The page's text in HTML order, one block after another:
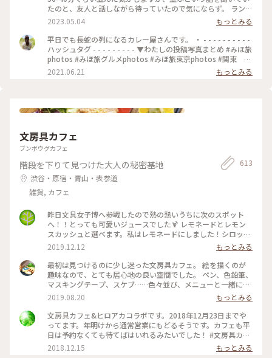
す(o^^o) 私たちは、チーズキーマカレーを マンゴーラッシー
と一緒にいただきました♡ モッツァレラチーズがとろ〜り✨
とても美味しかったです❣️ 他にもナッツキーマカレーや、 コリ
アンダーキーマカレー、 アボカドキーマカレーなどなど💕 次
にうかがうのが楽しみになりました•*¨*•.¸¸♡ ★山手線原宿駅
より徒歩9分 ★副都心線北参道駅より徒歩6分 ★総武線千駄ヶ
谷駅より徒歩10分 ★大江戸線国立競技場駅より徒歩10分
#MOKUBAZA #私のことりっぷ旅 #ランチ #チーズキーマカレ
たのと、友人と話しながら待っていたので気にならず。 ランチ
は14時までらしいですが、その時間までに並んでいたら入れる
みたいです🙆🏻‍♀️ 私は、焼きエッグキーマカレー（Sサイズ
¥1,280）をいただきました🍛 熱々で、少し辛めですが、私の
好みの辛さでした（辛いのが苦手な友人は苦労してました😂）
何より、スパイスの香りが最高でした！！ これは行列ができ
るな、、という感じです。 帰宅しても、まだ香りが残っててま
た食べたくなってます😂💓 #MOKUBAZA #カレー #キーマカレ
2023.05.04
もっとみる
平日でも長蛇の列になるカレー屋さんです。 ・ - - - - - - - - - -
ハッシュタグ - - - - - - - - - ▼わたしの投稿写真まとめ #みほ旅
photos #みほ旅グルメphotos #みほ旅東京photos #関東 #
東京都 #東京 #表参道 #東京カフェ #カレー #チーズカレ
ー #モクバザ #MOKUBAZA #夏色さがし - - - - - - - - - - - - - -
2021.06.21 もっとみる
文房具カフェ
ブンボウグカフェ
階段を下りて見つけた大人の秘密基地
渋谷・原宿・青山・表参道
雑貨, カフェ
613
昨日文具女子博へ参戦したので熱の熱いうちに次のスポット
へ！！とっても可愛いジュースでした🍹 レモネードとレモン
スカッシュと選べます。私はレモネードにしました！シロップ
はブドウ🍇とパイナップル🍍！ たくさんある画材をお借りし
て、１時間かけてお絵描きしました。 #東京観光#渋谷区#文房
具カフェ#レモネード#文具女子博
2019.12.12
もっとみる
最初は見つけるのに少し迷った文房具カフェ。 絵を描くのが
趣味なので、とても居心地の良い空間でした。 ペン、色鉛筆、
マスキングテープ、スケブ……色々並び、メニューと一緒に落
書きできるランチマットも。各席に色鉛筆が置いてあります。
アカデミックな文具かと思いきや、品揃えは意外と面白グッズ
系でした。それは人を選ぶかも？ もちろん本も揃っているの
でずっと居られるカフェでした。 写真はほうじ茶クレームブ
リュレ。 レジは、食事も文房具も一緒なのでちょっと混み合
います。 アニメやマンガとのコラボも結構しているみたいです
ね #カフェ #東京 #都内 #文房具カフェ #アニメコラボ
2019.08.20
もっとみる
文房具カフェ&ヒロアカコラボです。2018年12月23日までや
ってます。年明けから通常営業にもどるそうです。カフェも平
日は予約なくても待てばはいれるみたいでした！ #文房具カフ
ェ ＃ヒーローアカデミア
2018.12.15 もっとみる